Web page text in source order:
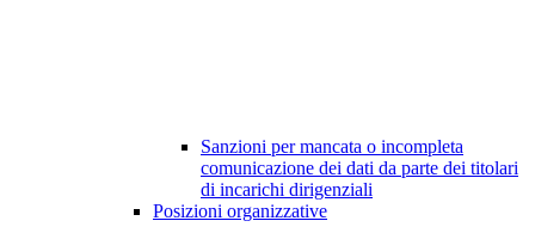
Sanzioni per mancata o incompleta
comunicazione dei dati da parte dei titolari
di incarichi dirigenziali
Posizioni organizzative